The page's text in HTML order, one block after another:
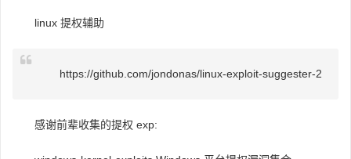
linux 提权辅助
https://github.com/jondonas/linux-exploit-suggester-2
感谢前辈收集的提权 exp: